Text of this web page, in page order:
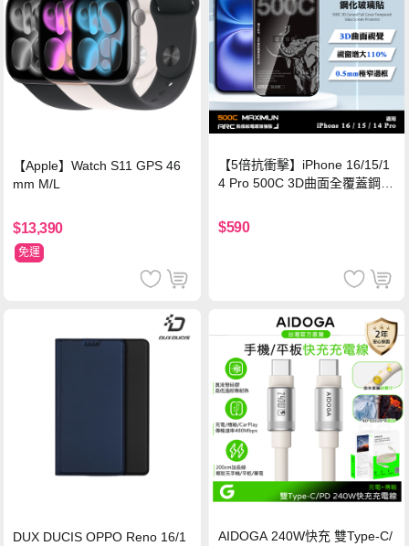
【Apple】Watch S11 GPS 46
mm M/L
$13,390
免運
【5倍抗衝擊】iPhone 16/15/1
4 Pro 500C 3D曲面全覆蓋鋼化
保護貼
$590
DUX DUCIS OPPO Reno 16/1
AIDOGA 240W快充 雙Type-C/